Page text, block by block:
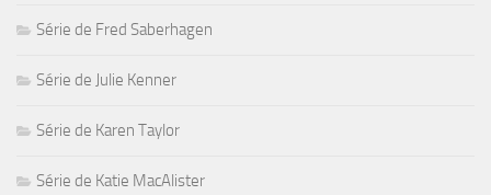
Série de Fred Saberhagen
Série de Julie Kenner
Série de Karen Taylor
Série de Katie MacAlister